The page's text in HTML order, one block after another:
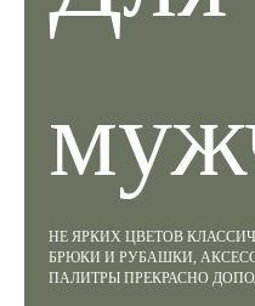
НЕ ЯРКИХ ЦВЕТОВ
БРЮКИ И РУБАШКИ,
ПАЛИТРЫ ПРЕКРАСНО